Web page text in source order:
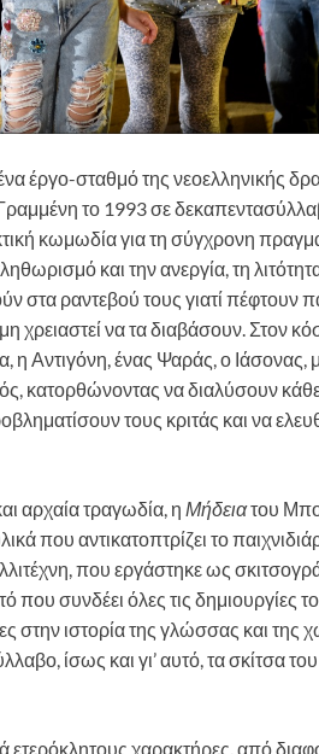
έργο-σταθμό της νεοελληνικής
το 1993 σε
κωμωδία για τη σύγχρονη
και την ανεργία, τη
στα ραντεβού τους γιατί πέφτουν
χρειαστεί να τα διαβάσουν. Στον
Αντιγόνη, ένας Ψαράς, ο Ιάσονας,
κατορθώνοντας να διαλύσουν
τους κριτάς και να
αρχαία τραγωδία, η Μήδειατου
που αντικατοπτρίζει το
που εργάστηκε ως
συνδέει όλες τις δημιουργίες
στην ιστορία της γλώσσας και της
ίσως και γι’ αυτό, τα σκίτσα
χαρακτήρες, από